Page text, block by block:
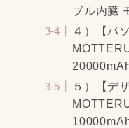
ブル内臓
４）【パ
５）【デ